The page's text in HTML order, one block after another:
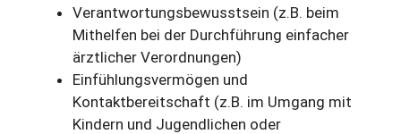
Verantwortungsbewusstsein (z.B. beim
Mithelfen bei der Durchführung einfacher
ärztlicher Verordnungen)
Einfühlungsvermögen und
Kontaktbereitschaft (z.B. im Umgang mit
Kindern und Jugendlichen oder